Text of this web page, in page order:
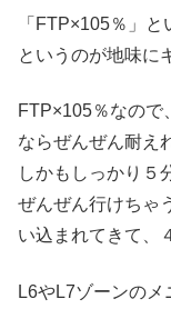
「FTP×105％」
というのが地味に
FTP×105％なので
ならぜんぜん耐え
しかもしっかり５
ぜんぜん行けちゃ
い込まれてきて、
L6やL7ゾーンのメ